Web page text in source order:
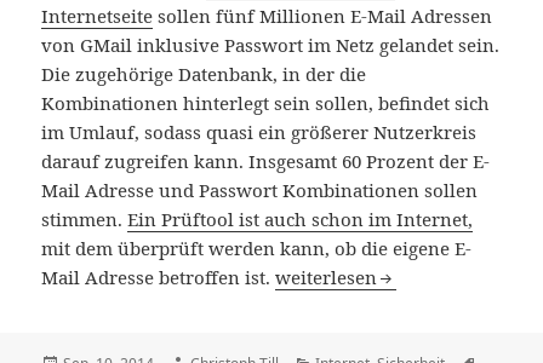
Internetseite sollen fünf Millionen E-Mail Adressen
von GMail inklusive Passwort im Netz gelandet sein.
Die zugehörige Datenbank, in der die
Kombinationen hinterlegt sein sollen, befindet sich
im Umlauf, sodass quasi ein größerer Nutzerkreis
darauf zugreifen kann. Insgesamt 60 Prozent der E-
Mail Adresse und Passwort Kombinationen sollen
stimmen.Ein Prüftool ist auch schon im Internet,
mit dem überprüft werden kann, ob die eigene E-
Mail Adresse betroffen ist.5 Millionen GMail Adressen
weiterlesen